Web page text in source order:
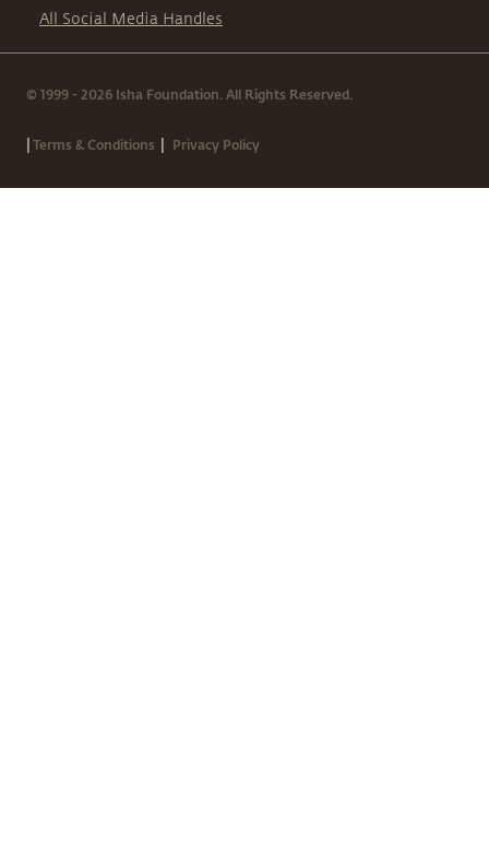
All Social Media Handles
© 1999 - 2026 Isha Foundation. All Rights Reserved.
|Terms & Conditions | Privacy Policy